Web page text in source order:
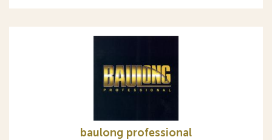
baulong professional